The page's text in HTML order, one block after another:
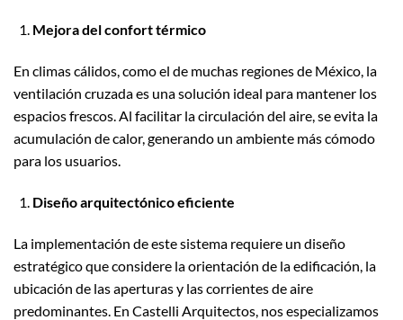
Mejora del confort térmico
En climas cálidos, como el de muchas regiones de México, la
ventilación cruzada es una solución ideal para mantener los
espacios frescos. Al facilitar la circulación del aire, se evita la
acumulación de calor, generando un ambiente más cómodo
para los usuarios.
Diseño arquitectónico eficiente
La implementación de este sistema requiere un diseño
estratégico que considere la orientación de la edificación, la
ubicación de las aperturas y las corrientes de aire
predominantes. En Castelli Arquitectos, nos especializamos